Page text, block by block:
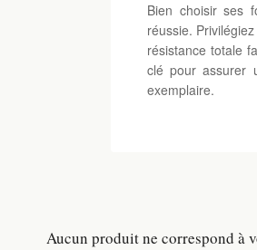
Bien choisir ses
réussie.
résistance totale
clé pour assurer
exemplaire.
Aucun produit ne correspond à